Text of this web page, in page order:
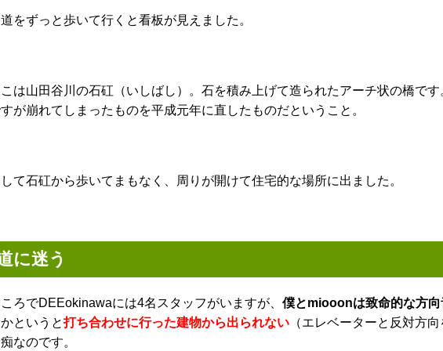
をずっと歩いて行くと看板が見えました。
は山田谷川の石矼（いしばし）。石を積み上げて造られたアーチ状の橋で
が崩れてしまったものを平成元年に直したものだということ。
て石矼から歩いてまもなく、周りが開けて住宅的な場所に出ました。
に迷う
ろでDEEokinawaには4名スタッフがいますが、僕とmiooonは致命的な方向
というと打ち合わせに行った建物から出られない （エレベーターと反対方
なのです。